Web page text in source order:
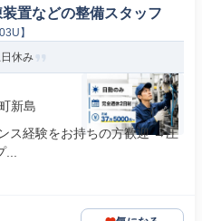
置などの整備スタッフ
】
休み
新島
ス経験をお持ちの方歓迎 →圧